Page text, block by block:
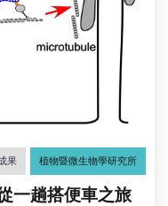
果 植物暨微生物學研究所
一趟搭便車之旅